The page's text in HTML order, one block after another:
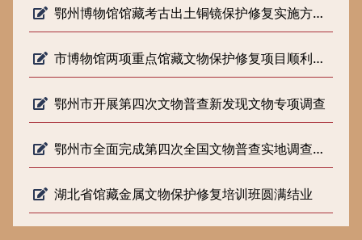
鄂州博物馆馆藏考古出土铜镜保护修复实施方案专家论证会顺利召开
市博物馆两项重点馆藏文物保护修复项目顺利通过省文旅厅结项验收
鄂州市开展第四次文物普查新发现文物专项调查
鄂州市全面完成第四次全国文物普查实地调查工作
湖北省馆藏金属文物保护修复培训班圆满结业